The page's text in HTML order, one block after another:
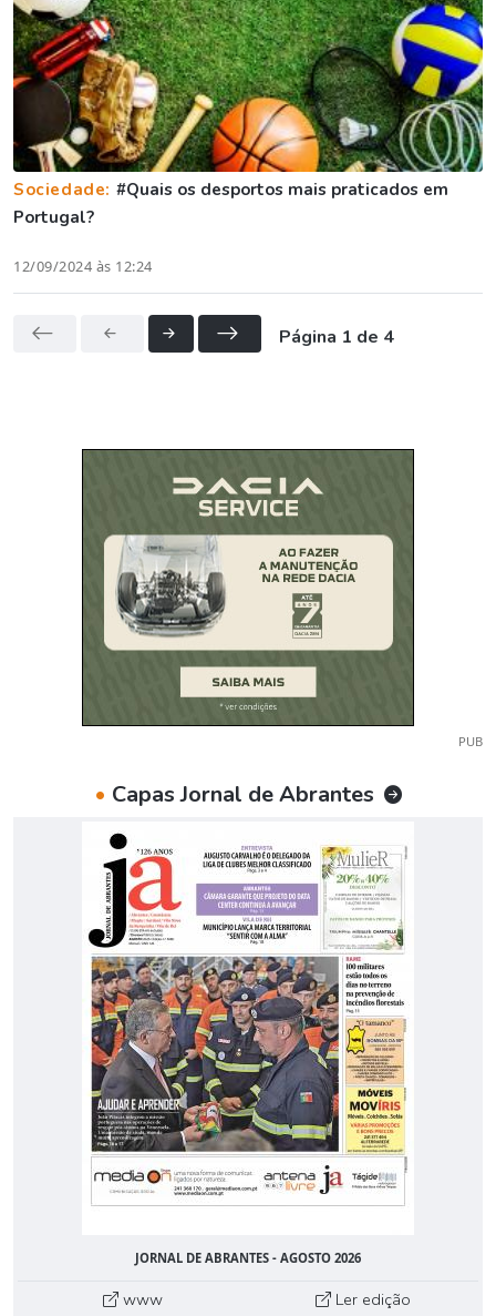
Sociedade: #Quais os desportos mais praticados em
Portugal?
12/09/2024 às 12:24
Página 1 de 4
PUB
• Capas Jornal de Abrantes
JORNAL DE ABRANTES - AGOSTO 2026
www Ler edição